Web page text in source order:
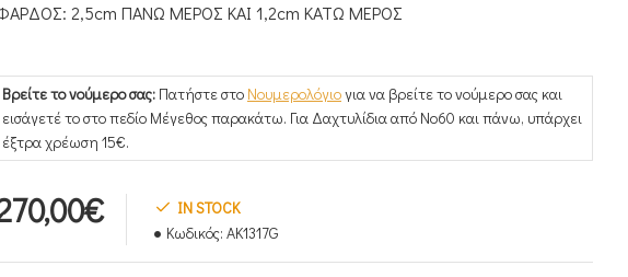
2,5cm ΠΑΝΩ ΜΕΡΟΣ ΚΑΙ 1,2cm ΚΑΤΩ ΜΕΡΟΣ
Βρείτε το νούμερο σας: Πατήστε στο Νουμερολόγιογια να βρείτε το νούμερο σας και
εισάγετέ το στο πεδίο Μέγεθος παρακάτω. Για Δαχτυλίδια από Νο60 και πάνω, υπάρχει
έξτρα χρέωση 15€.
IN STOCK
Κωδικός: AK1317G